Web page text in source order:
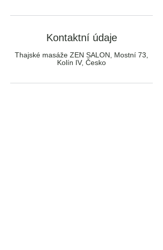
Kontaktní údaje
Thajské masáže ZEN SALON, Mostní 73,
Kolín IV, Česko